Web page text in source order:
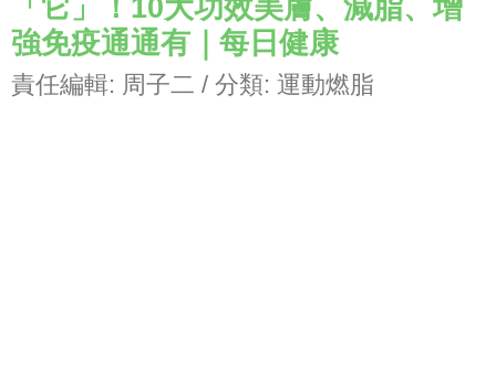
「它」！10大功效美膚、減脂、增
強免疫通通有｜每日健康
責任編輯: 周子二 / 分類: 運動燃脂